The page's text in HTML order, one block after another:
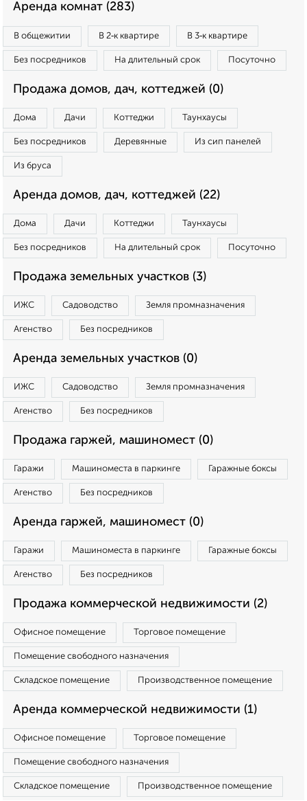
Аренда комнат (283)
В общежитии В 2‑к квартире В 3‑к квартире
Без посредников На длительный срок Посуточно
Продажа домов, дач, коттеджей (0)
Дома Дачи Коттеджи Таунхаусы
Без посредников Деревянные Из сип панелей
Из бруса
Аренда домов, дач, коттеджей (22)
Дома Дачи Коттеджи Таунхаусы
Без посредников На длительный срок Посуточно
Продажа земельных участков (3)
ИЖС Садоводство Земля промназначения
Агенство Без посредников
Аренда земельных участков (0)
ИЖС Садоводство Земля промназначения
Агенство Без посредников
Продажа гаржей, машиномест (0)
Гаражи Машиноместа в паркинге Гаражные боксы
Агенство Без посредников
Аренда гаржей, машиномест (0)
Гаражи Машиноместа в паркинге Гаражные боксы
Агенство Без посредников
Продажа коммерческой недвижимости (2)
Офисное помещение Торговое помещение
Помещение свободного назначения
Складское помещение Производственное помещение
Аренда коммерческой недвижимости (1)
Офисное помещение Торговое помещение
Помещение свободного назначения
Складское помещение Производственное помещение